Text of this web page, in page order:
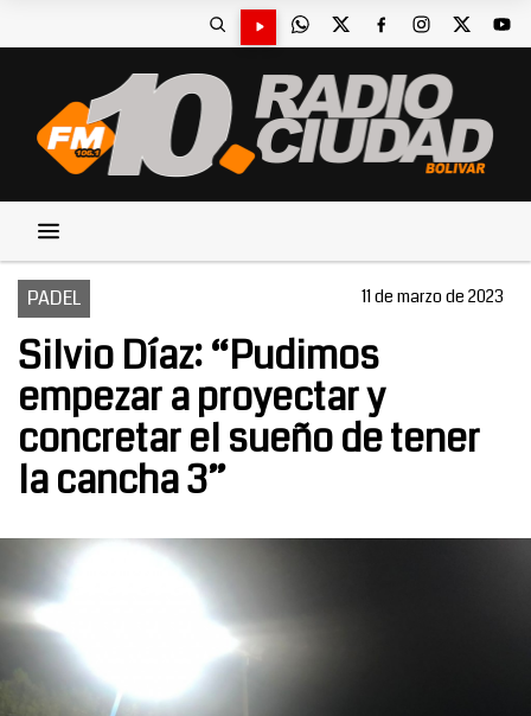
PADEL 11 de marzo de 2023
Silvio Díaz: “Pudimos
empezar a proyectar y
concretar el sueño de tener
la cancha 3”